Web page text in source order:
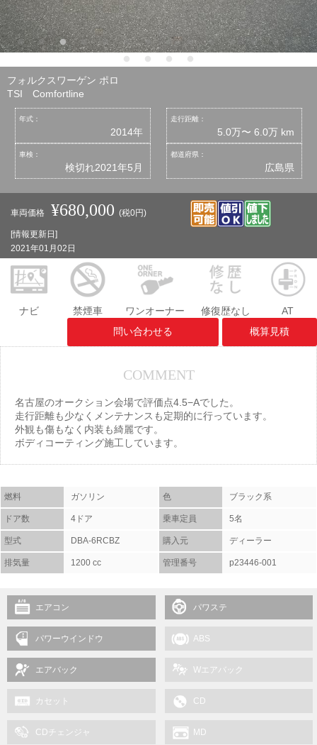
フォルクスワーゲン ポロ
TSI Comfortline
年式：
2014年
走行距離：
5.0万〜 6.0万 km
車検：
検切れ2021年5月
都道府県：
広島県
車両価格 ¥680,000(税0円)
[情報更新日]
2021年01月02日
ナビ 禁煙車 ワンオーナー 修復歴なし
AT
問い合わせる
概算見積
COMMENT
名古屋のオークション会場で評価点4.5−Aでした。
走行距離も少なくメンテナンスも定期的に行っています。
外観も傷もなく内装も綺麗です。
ボディコーティング施工しています。
燃料 ガソリン 色 ブラック系
ドア数 4ドア 乗車定員 5名
型式 DBA-6RCBZ 購入元 ディーラー
排気量 1200 cc 管理番号 p23446-001
エアコン パワステ
パワーウインドウ ABS
エアバック Wエアバック
カセット CD
CDチェンジャ MD